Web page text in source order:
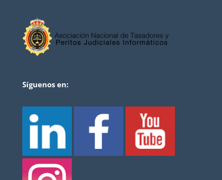
Síguenos en: